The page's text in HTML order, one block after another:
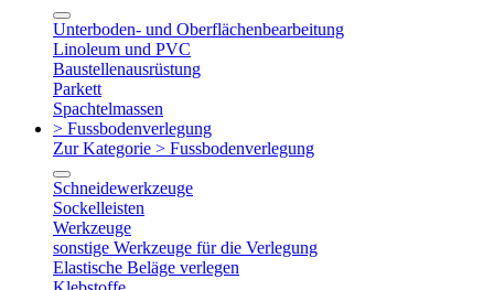
Unterboden- und Oberflächenbearbeitung
Linoleum und PVC
Baustellenausrüstung
Parkett
Spachtelmassen
> Fussbodenverlegung
Zur Kategorie > Fussbodenverlegung
Schneidewerkzeuge
Sockelleisten
Werkzeuge
sonstige Werkzeuge für die Verlegung
Elastische Beläge verlegen